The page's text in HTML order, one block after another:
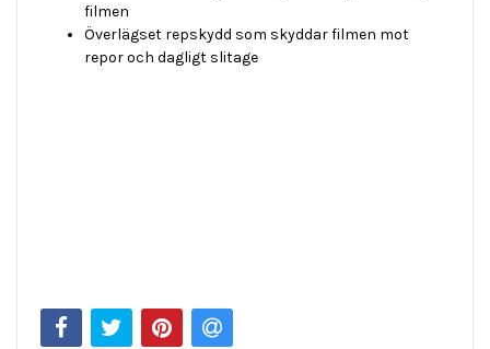
filmen
Överlägset repskydd som skyddar filmen mot
repor och dagligt slitage